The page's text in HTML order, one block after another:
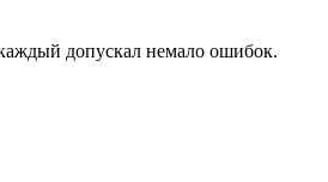
допускал немало ошибок.